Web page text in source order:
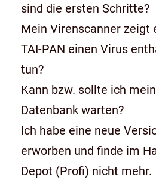
sind die ersten Schritte?
Mein Virenscanner zeigt
TAI-PAN einen Virus
tun?
Kann bzw. sollte ich
Datenbank warten?
Ich habe eine neue
erworben und finde im
Depot (Profi) nicht mehr.